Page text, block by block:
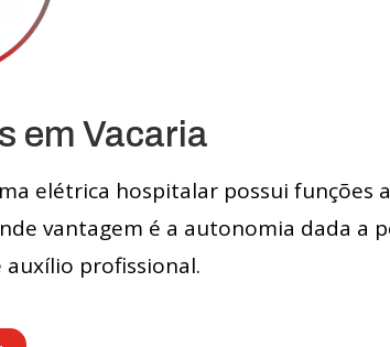
em Vacaria
elétrica hospitalar possui funções
vantagem é a autonomia dada a
auxílio profissional.